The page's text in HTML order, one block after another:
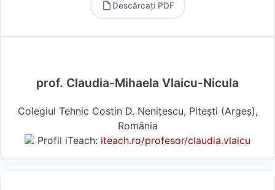
Descărcați PDF
prof. Claudia-Mihaela Vlaicu-Nicula
Colegiul Tehnic Costin D. Nenițescu, Pitești (Argeş),
România
Profil iTeach: iteach.ro/profesor/claudia.vlaicu